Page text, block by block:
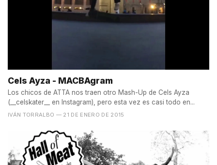
Cels Ayza - MACBAgram
Los chicos de ATTA nos traen otro Mash-Up de Cels Ayza
(__celskater__ en Instagram), pero esta vez es casi todo en...
IVÁN TORRALBO — 21 DE ENERO DE 2015